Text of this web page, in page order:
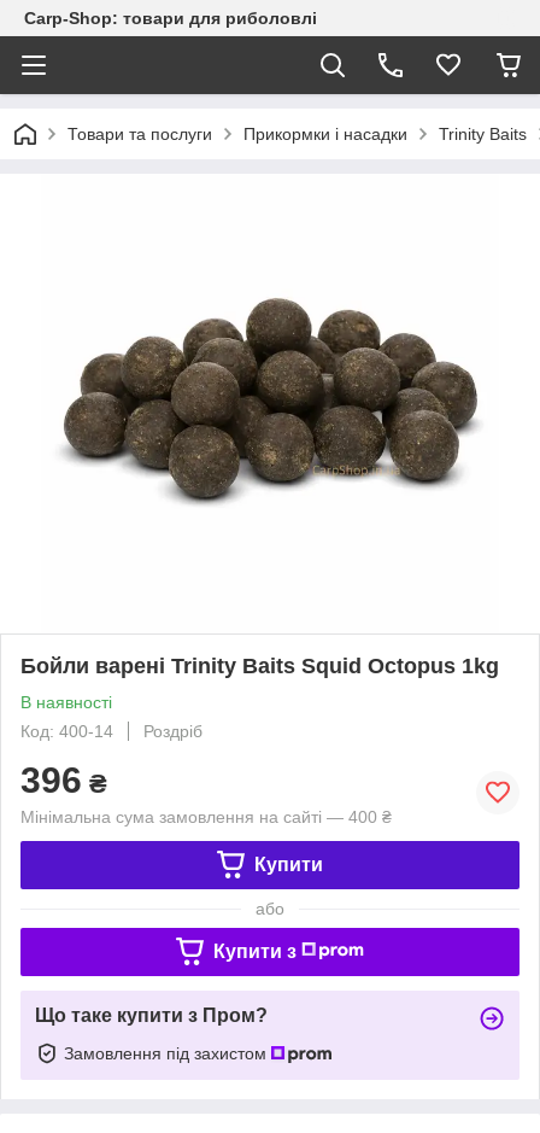
Carp-Shop: товари для риболовлі
Товари та послуги Прикормки і насадки Trinity Baits
Бойли варені Trinity Baits Squid Octopus 1kg
В наявності
Код: 400-14
Роздріб
396 ₴
Мінімальна сума замовлення на сайті — 400 ₴
Купити
або
Купити з
Що таке купити з Пром?
Замовлення під захистом